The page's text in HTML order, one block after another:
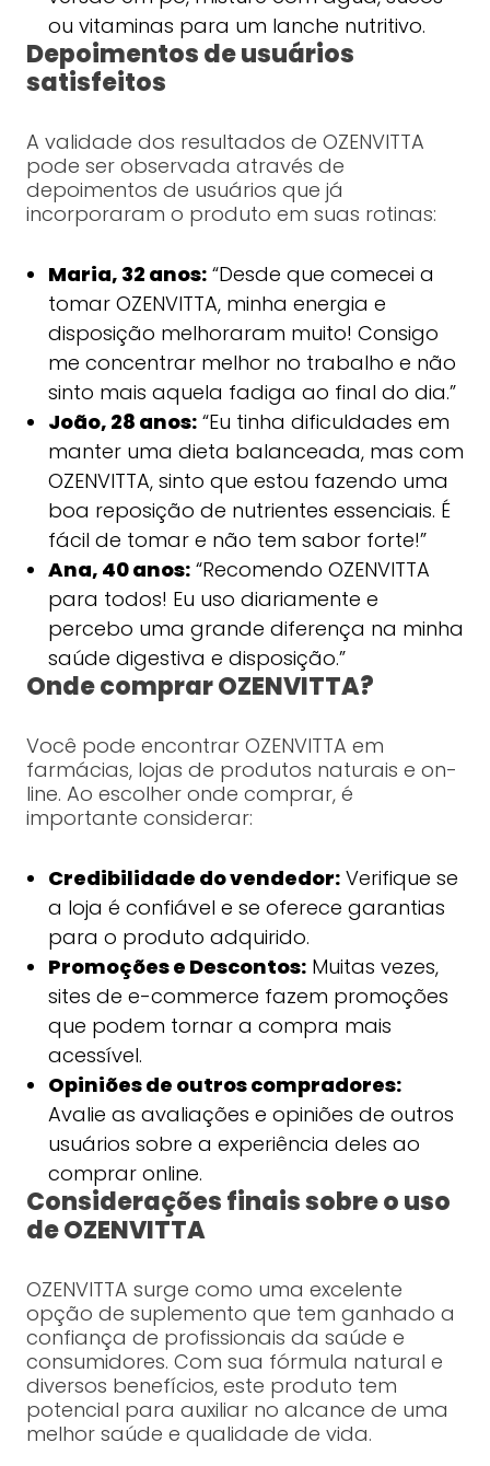
ou vitaminas para um lanche nutritivo.
Depoimentos de usuários
satisfeitos
A validade dos resultados de OZENVITTA
pode ser observada através de
depoimentos de usuários que já
incorporaram o produto em suas rotinas:
Maria, 32 anos:“Desde que comecei a
tomar OZENVITTA, minha energia e
disposição melhoraram muito! Consigo
me concentrar melhor no trabalho e não
sinto mais aquela fadiga ao final do dia.”
João, 28 anos:“Eu tinha dificuldades em
manter uma dieta balanceada, mas com
OZENVITTA, sinto que estou fazendo uma
boa reposição de nutrientes essenciais. É
fácil de tomar e não tem sabor forte!”
Ana, 40 anos:“Recomendo OZENVITTA
para todos! Eu uso diariamente e
percebo uma grande diferença na minha
saúde digestiva e disposição.”
Onde comprar OZENVITTA?
Você pode encontrar OZENVITTA em
farmácias, lojas de produtos naturais e on-
line. Ao escolher onde comprar, é
importante considerar:
Credibilidade do vendedor:Verifique se
a loja é confiável e se oferece garantias
para o produto adquirido.
Promoções e Descontos:Muitas vezes,
sites de e-commerce fazem promoções
que podem tornar a compra mais
acessível.
Opiniões de outros compradores:
Avalie as avaliações e opiniões de outros
usuários sobre a experiência deles ao
comprar online.
Considerações finais sobre o uso
de OZENVITTA
OZENVITTA surge como uma excelente
opção de suplemento que tem ganhado a
confiança de profissionais da saúde e
consumidores. Com sua fórmula natural e
diversos benefícios, este produto tem
potencial para auxiliar no alcance de uma
melhor saúde e qualidade de vida.